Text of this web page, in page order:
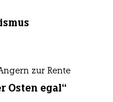
zur Rente
Osten egal“